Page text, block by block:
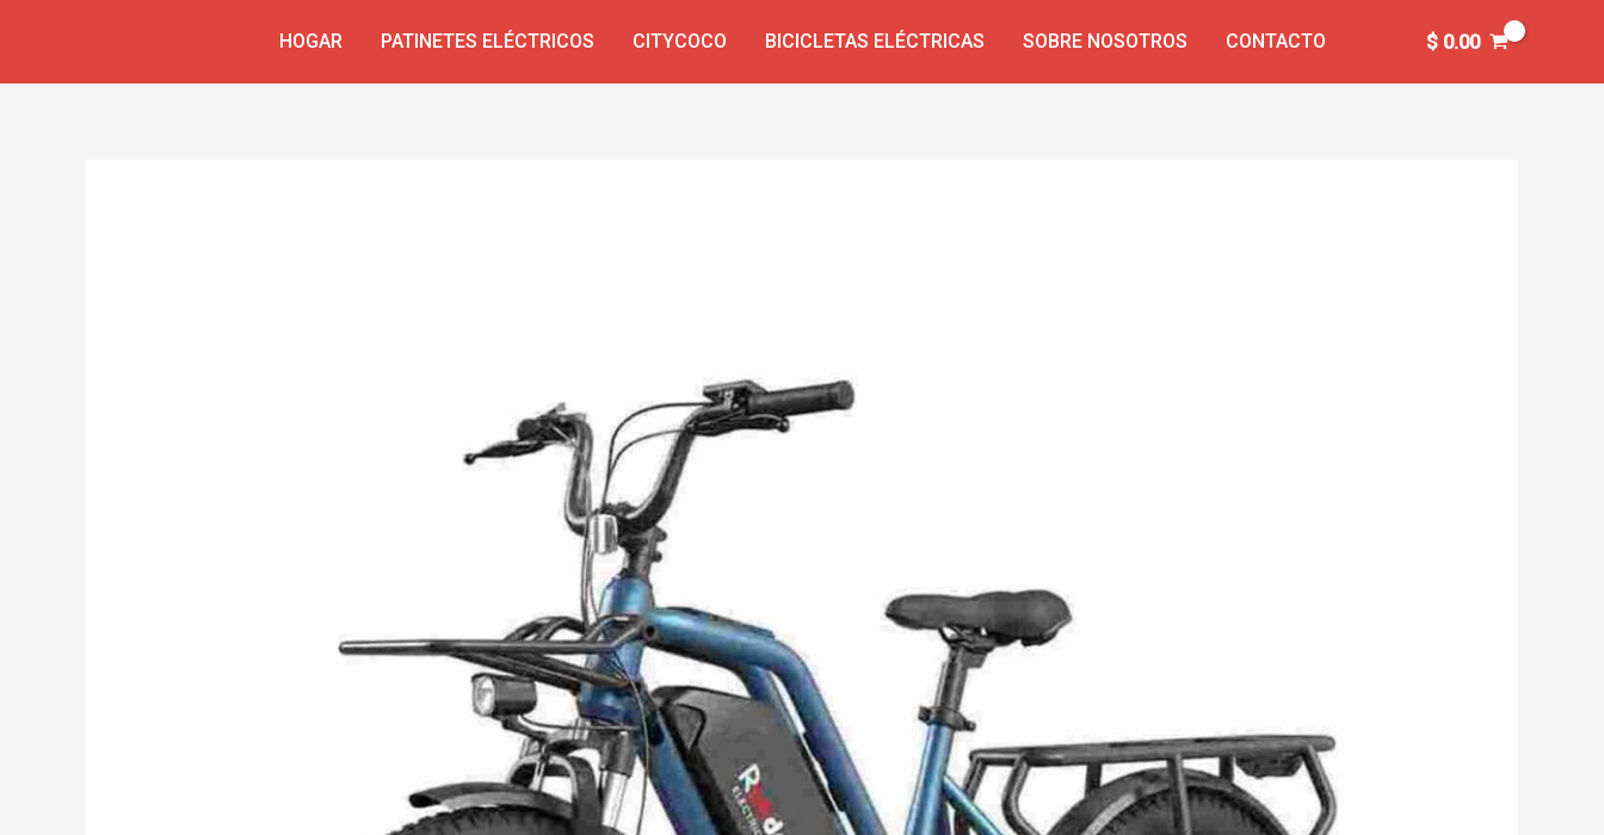
HOGAR PATINETES ELÉCTRICOS CITYCOCO BICICLETAS ELÉCTRICAS SOBRE NOSOTROS CONTACTO $0.00